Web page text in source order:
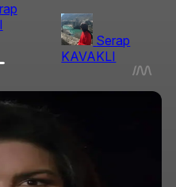
Serap
KAVAKLI